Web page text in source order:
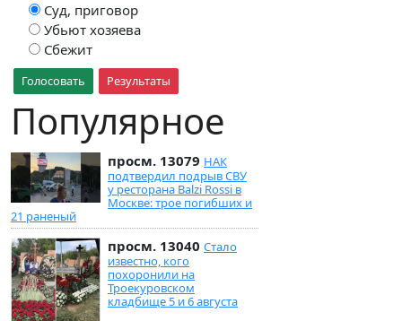
Суд, приговор
Убьют хозяева
Сбежит
Голосовать Результаты
Популярное
просм. 13079 НАК
подтвердил подрыв СВУ
у ресторана Balzi Rossi в
Москве: трое погибших и
21 раненый
просм. 13040 Стало
известно, кого
похоронили на
Троекуровском
кладбище 5 и 6 августа